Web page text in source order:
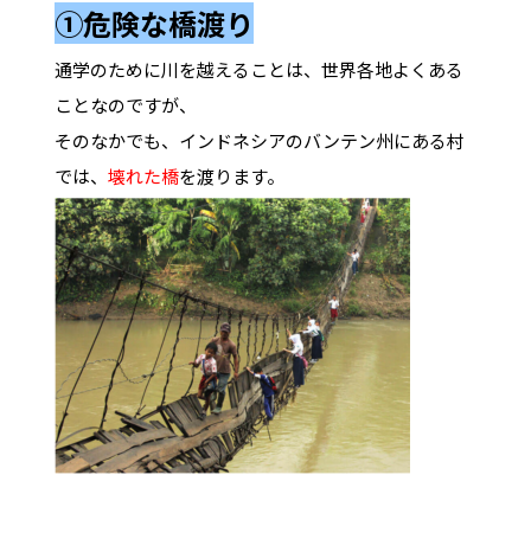
①危険な橋渡り
通学のために川を越えることは、世界各地よくある
ことなのですが、
そのなかでも、インドネシアのバンテン州にある村
では、 壊れた橋を渡ります。